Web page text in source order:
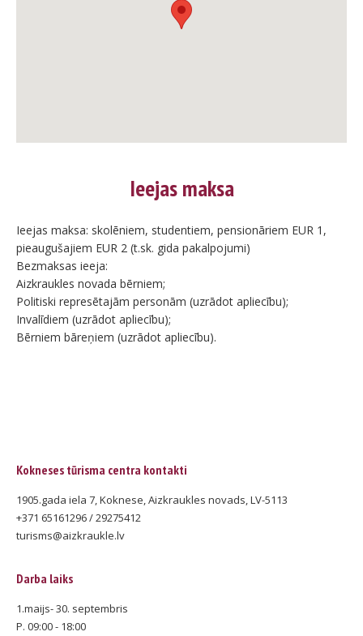
Ieejas maksa
Ieejas maksa: skolēniem, studentiem, pensionāriem EUR 1,
pieaugušajiem EUR 2 (t.sk. gida pakalpojumi)
Bezmaksas ieeja:
Aizkraukles novada bērniem;
Politiski represētajām personām (uzrādot apliecību);
Invalīdiem (uzrādot apliecību);
Bērniem bāreņiem (uzrādot apliecību).
Kokneses tūrisma centra kontakti
1905.gada iela 7, Koknese, Aizkraukles novads, LV-5113
+371 65161296 / 29275412
turisms@aizkraukle.lv
Darba laiks
1.maijs- 30. septembris
P. 09:00 - 18:00